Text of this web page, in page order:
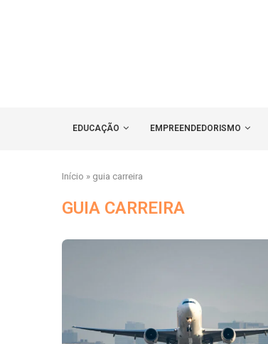
EDUCAÇÃO EMPREENDEDORISMO
Início » guia carreira
GUIA CARREIRA